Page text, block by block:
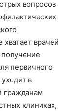
вопросов
хватает врачей
первичного
в
гражданам
клиниках,